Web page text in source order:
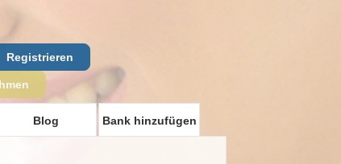
Blog Bank hinzufügen
Registrieren